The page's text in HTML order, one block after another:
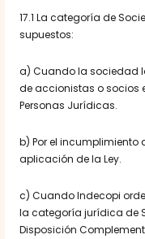
17.1 La categoría de
supuestos:
a) Cuando la sociedad
de accionistas o socios
Personas Jurídicas.
b) Por el
aplicación de la Ley.
c) Cuando Indecopi
la categoría jurídica de
Disposición